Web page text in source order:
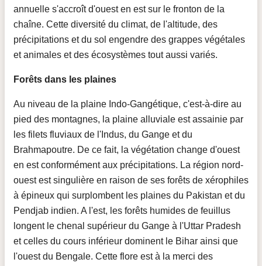
annuelle s'accroît d'ouest en est sur le fronton de la
chaîne. Cette diversité du climat, de l'altitude, des
précipitations et du sol engendre des grappes végétales
et animales et des écosystèmes tout aussi variés.
Forêts dans les plaines
Au niveau de la plaine Indo-Gangétique, c'est-à-dire au
pied des montagnes, la plaine alluviale est assainie par
les filets fluviaux de l'Indus, du Gange et du
Brahmapoutre. De ce fait, la végétation change d'ouest
en est conformément aux précipitations. La région nord-
ouest est singulière en raison de ses forêts de xérophiles
à épineux qui surplombent les plaines du Pakistan et du
Pendjab indien. A l'est, les forêts humides de feuillus
longent le chenal supérieur du Gange à l'Uttar Pradesh
et celles du cours inférieur dominent le Bihar ainsi que
l'ouest du Bengale. Cette flore est à la merci des